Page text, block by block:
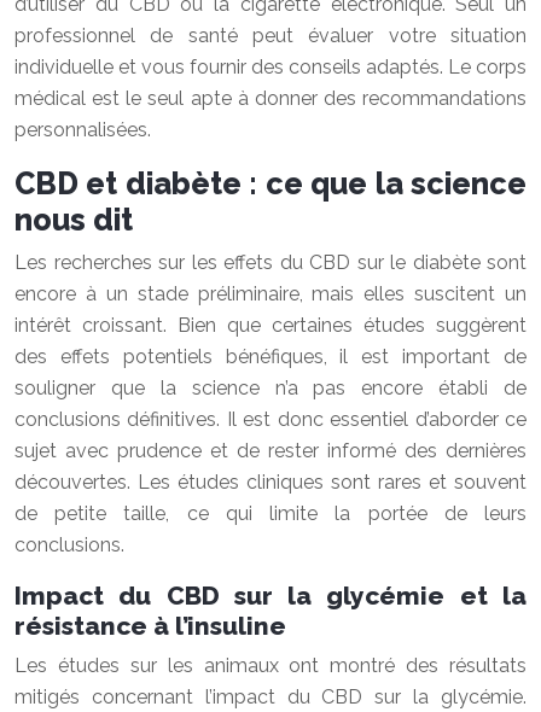
professionnel de santé peut évaluer votre situation
individuelle et vous fournir des conseils adaptés. Le corps
médical est le seul apte à donner des recommandations
personnalisées.
CBD et diabète : ce que la science
nous dit
Les recherches sur les effets du CBD sur le diabète sont
encore à un stade préliminaire, mais elles suscitent un
intérêt croissant. Bien que certaines études suggèrent
des effets potentiels bénéfiques, il est important de
souligner que la science n’a pas encore établi de
conclusions définitives. Il est donc essentiel d’aborder ce
sujet avec prudence et de rester informé des dernières
découvertes. Les études cliniques sont rares et souvent
de petite taille, ce qui limite la portée de leurs
conclusions.
Impact du CBD sur la glycémie et la
résistance à l’insuline
Les études sur les animaux ont montré des résultats
mitigés concernant l’impact du CBD sur la glycémie.